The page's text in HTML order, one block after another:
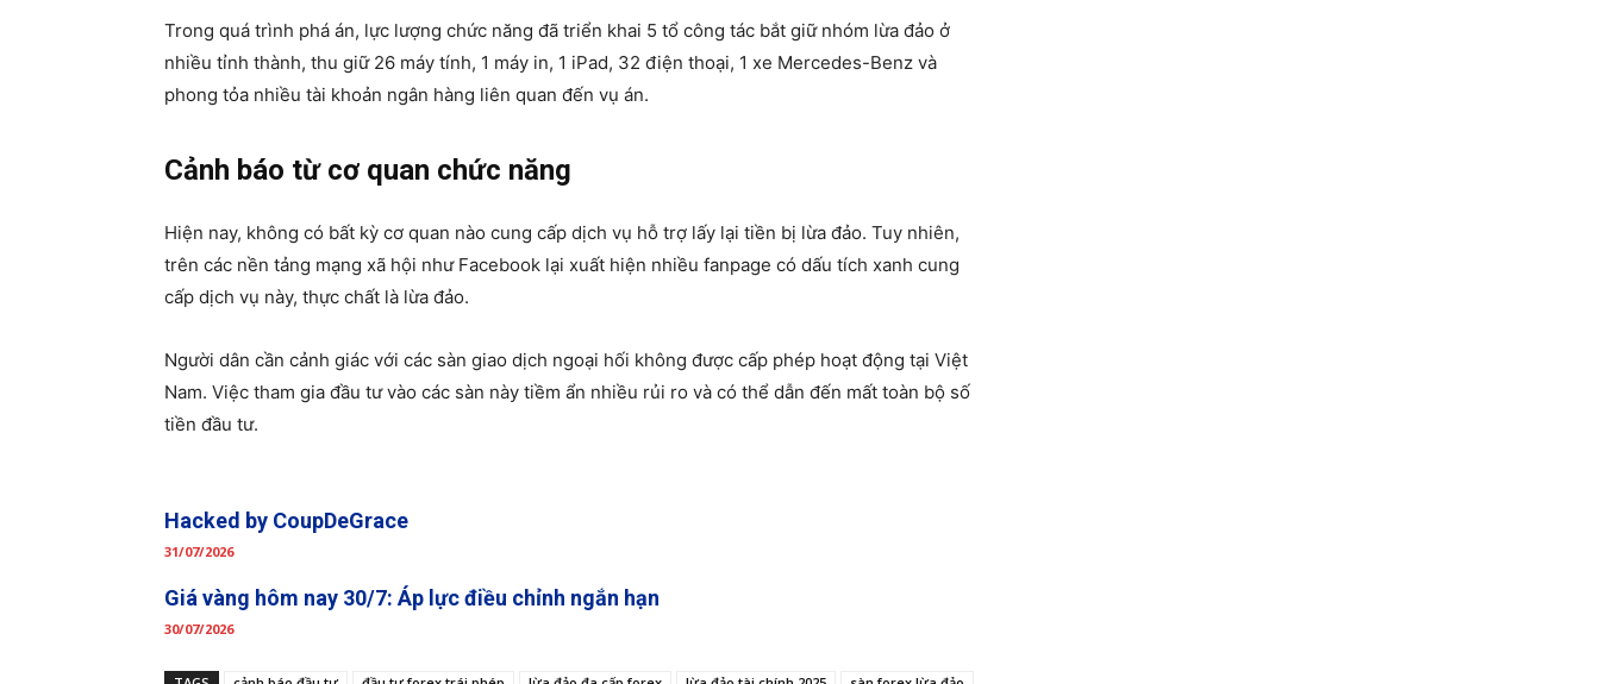
Trong quá trình phá án, lực lượng chức năng đã triển khai 5 tổ công tác bắt giữ nhóm lừa đảo ở
nhiều tỉnh thành, thu giữ 26 máy tính, 1 máy in, 1 iPad, 32 điện thoại, 1 xe Mercedes-Benz và
phong tỏa nhiều tài khoản ngân hàng liên quan đến vụ án.
Cảnh báo từ cơ quan chức năng
Hiện nay, không có bất kỳ cơ quan nào cung cấp dịch vụ hỗ trợ lấy lại tiền bị lừa đảo. Tuy nhiên,
trên các nền tảng mạng xã hội như Facebook lại xuất hiện nhiều fanpage có dấu tích xanh cung
cấp dịch vụ này, thực chất là lừa đảo.
Người dân cần cảnh giác với các sàn giao dịch ngoại hối không được cấp phép hoạt động tại Việt
Nam. Việc tham gia đầu tư vào các sàn này tiềm ẩn nhiều rủi ro và có thể dẫn đến mất toàn bộ số
tiền đầu tư.
Hacked by CoupDeGrace
31/07/2026
Giá vàng hôm nay 30/7: Áp lực điều chỉnh ngắn hạn
30/07/2026